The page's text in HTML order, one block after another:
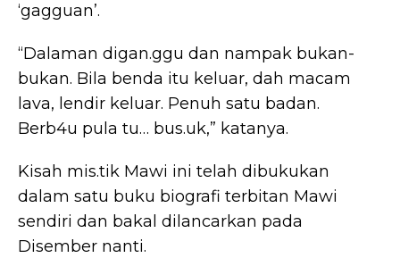
‘gagguan’.
“Dalaman digan.ggu dan nampak bukan-
bukan. Bila benda itu keluar, dah macam
lava, lendir keluar. Penuh satu badan.
Berb4u pula tu… bus.uk,” katanya.
Kisah mis.tik Mawi ini telah dibukukan
dalam satu buku biografi terbitan Mawi
sendiri dan bakal dilancarkan pada
Disember nanti.